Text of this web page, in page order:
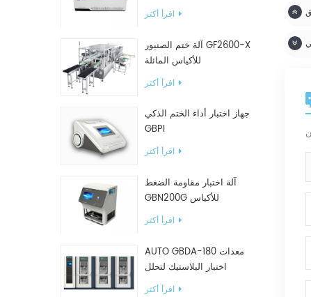
اقرأ أكثر
آلة ختم الصنبور GF2600-X
للأكياس المائلة
اقرأ أكثر
جهاز اختبار أداء الختم الذكي
GBPI
اقرأ أكثر
آلة اختبار مقاومة الضغط
GBN200G للأكياس
البلاستيكية
اقرأ أكثر
AUTO GBDA-180 معدات
اختبار البلاستيك لتحلل
السماد
اقرأ أكثر